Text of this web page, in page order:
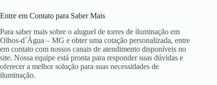
Entre em Contato para Saber Mais
Para saber mais sobre o aluguel de torres de iluminação em
Olhos-d`Água – MG e obter uma cotação personalizada, entre
em contato com nossos canais de atendimento disponíveis no
site. Nossa equipe está pronta para responder suas dúvidas e
oferecer a melhor solução para suas necessidades de
iluminação.